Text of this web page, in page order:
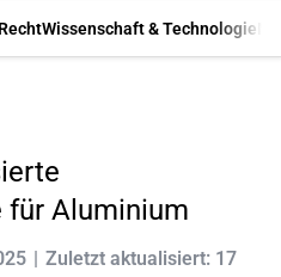
Wissenschaft & Technologie
Aluminium
Zuletzt aktualisiert: 17